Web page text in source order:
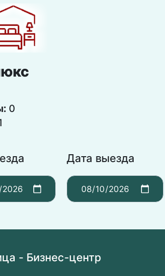
0
Дата выезда
- Бизнес-центр